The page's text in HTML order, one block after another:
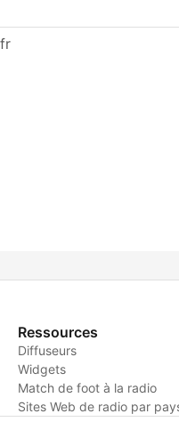
Ressources
Diffuseurs
Widgets
Match de foot à la radio
Sites Web de radio par